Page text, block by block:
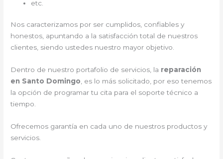
etc.
Nos caracterizamos por ser cumplidos, confiables y
honestos, apuntando a la satisfacción total de nuestros
clientes, siendo ustedes nuestro mayor objetivo.
Dentro de nuestro portafolio de servicios, la reparación
en Santo Domingo , es lo más solicitado, por eso tenemos
la opción de programar tu cita para el soporte técnico a
tiempo.
Ofrecemos garantía en cada uno de nuestros productos y
servicios.